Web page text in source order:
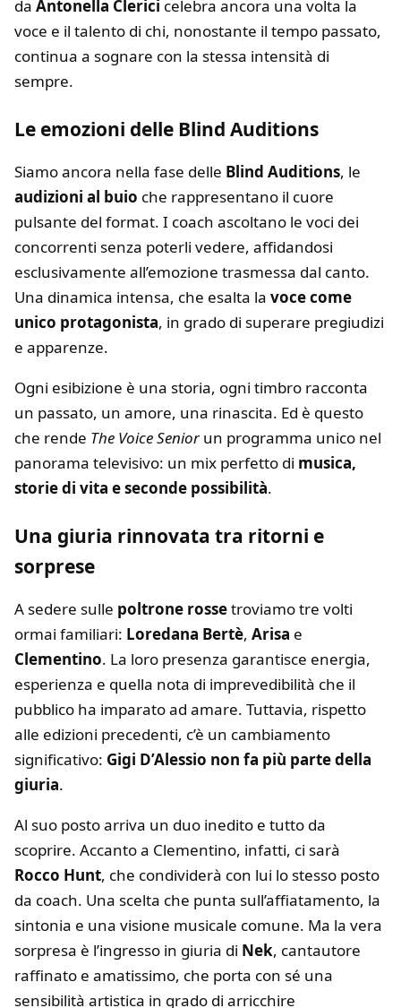
da Antonella Clerici celebra ancora una volta la
voce e il talento di chi, nonostante il tempo passato,
continua a sognare con la stessa intensità di
sempre.
Le emozioni delle Blind Auditions
Siamo ancora nella fase delle Blind Auditions, le
audizioni al buio che rappresentano il cuore
pulsante del format. I coach ascoltano le voci dei
concorrenti senza poterli vedere, affidandosi
esclusivamente all’emozione trasmessa dal canto.
Una dinamica intensa, che esalta la voce come
unico protagonista, in grado di superare pregiudizi
e apparenze.
Ogni esibizione è una storia, ogni timbro racconta
un passato, un amore, una rinascita. Ed è questo
che rende The Voice Seniorun programma unico nel
panorama televisivo: un mix perfetto di musica,
storie di vita e seconde possibilità.
Una giuria rinnovata tra ritorni e
sorprese
A sedere sulle poltrone rossetroviamo tre volti
ormai familiari: Loredana Bertè, Arisa e
Clementino. La loro presenza garantisce energia,
esperienza e quella nota di imprevedibilità che il
pubblico ha imparato ad amare. Tuttavia, rispetto
alle edizioni precedenti, c’è un cambiamento
significativo: Gigi D’Alessio non fa più parte della
giuria.
Al suo posto arriva un duo inedito e tutto da
scoprire. Accanto a Clementino, infatti, ci sarà
Rocco Hunt, che condividerà con lui lo stesso posto
da coach. Una scelta che punta sull’affiatamento, la
sintonia e una visione musicale comune. Ma la vera
sorpresa è l’ingresso in giuria di Nek, cantautore
raffinato e amatissimo, che porta con sé una
sensibilità artistica in grado di arricchire